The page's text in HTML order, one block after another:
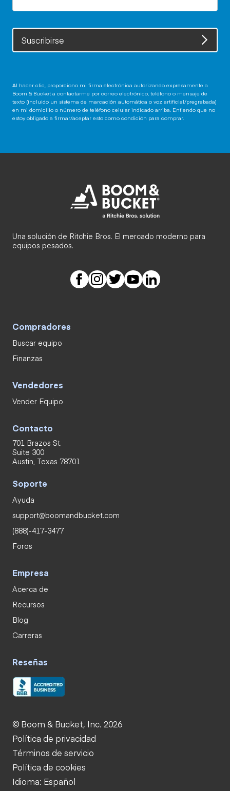
Suscribirse
Al hacer clic, proporciono mi firma electrónica autorizando expresamente a
Boom & Bucket a contactarme por correo electrónico, teléfono o mensaje de
texto (incluido un sistema de marcación automática o voz artificial/pregrabada)
en mi domicilio o número de teléfono celular indicado arriba. Entiendo que no
estoy obligado a firmar/aceptar esto como condición para comprar.
Una solución de Ritchie Bros. El mercado moderno para
equipos pesados.
Compradores
Buscar equipo
Finanzas
Vendedores
Vender Equipo
Contacto
701 Brazos St.
Suite 300
Austin, Texas 78701
Soporte
Ayuda
support@boomandbucket.com
(888)-417-3477
Foros
Empresa
Acerca de
Recursos
Blog
Carreras
Reseñas
© Boom & Bucket, Inc. 2026
Política de privacidad
Términos de servicio
Política de cookies
Idioma: Español